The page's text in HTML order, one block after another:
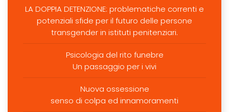
LA DOPPIA DETENZIONE: problematiche correnti e
potenziali sfide per il futuro delle persone
transgender in istituti penitenziari.
Psicologia del rito funebre
Un passaggio per i vivi
Nuova ossessione
senso di colpa ed innamoramenti